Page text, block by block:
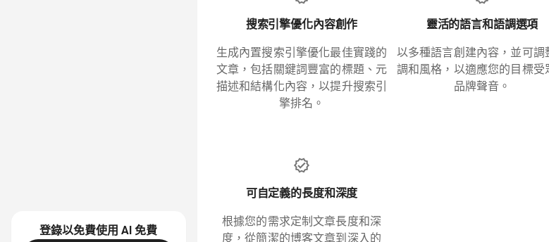
登錄以免費使用 AI免費
搜索引擎優化內容創作
生成內置搜索引擎優化最佳實踐的
文章，包括關鍵詞豐富的標題、元
描述和結構化內容，以提升搜索引
擎排名。
靈活的語言和語調選項
以多種語言創建內容，並可調
調和風格，以適應您的目標受
品牌聲音。
可自定義的長度和深度
根據您的需求定制文章長度和深
度，從簡潔的博客文章到深入的